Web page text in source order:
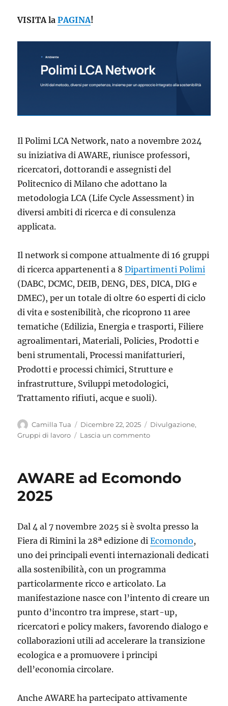
VISITA laPAGINA!
Il Polimi LCA Network, nato a novembre 2024
su iniziativa di AWARE, riunisce professori,
ricercatori, dottorandi e assegnisti del
Politecnico di Milano che adottano la
metodologia LCA (Life Cycle Assessment) in
diversi ambiti di ricerca e di consulenza
applicata.
Il network si compone attualmente di 16 gruppi
di ricerca appartenenti a 8Dipartimenti Polimi
(DABC, DCMC, DEIB, DENG, DES, DICA, DIG e
DMEC), per un totale di oltre 60 esperti di ciclo
di vita e sostenibilità, che ricoprono 11 aree
tematiche (Edilizia, Energia e trasporti, Filiere
agroalimentari, Materiali, Policies, Prodotti e
beni strumentali, Processi manifatturieri,
Prodotti e processi chimici, Strutture e
infrastrutture, Sviluppi metodologici,
Trattamento rifiuti, acque e suoli).
Autore
Camilla Tua
Pubblicato
il
Dicembre 22, 2025 Categorie
Divulgazione,
Gruppi di lavoro
Lascia un commentosu
web
online
ora!
AWARE ad Ecomondo
2025
Dal 4 al 7 novembre 2025 si è svolta presso la
Fiera di Rimini la 28ª edizione diEcomondo,
uno dei principali eventi internazionali dedicati
alla sostenibilità, con un programma
particolarmente ricco e articolato. La
manifestazione nasce con l’intento di creare un
punto d’incontro tra imprese, start-up,
ricercatori e policy makers, favorendo dialogo e
collaborazioni utili ad accelerare la transizione
ecologica e a promuovere i principi
dell’economia circolare.
Anche AWARE ha partecipato attivamente